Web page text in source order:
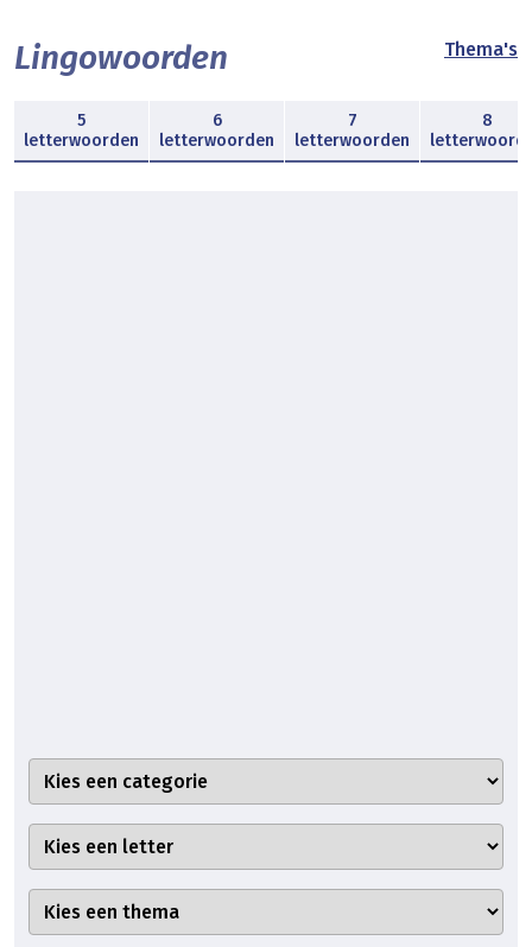
Lingowoorden Thema's
5
letterwoorden
6
letterwoorden
7
letterwoorden
8